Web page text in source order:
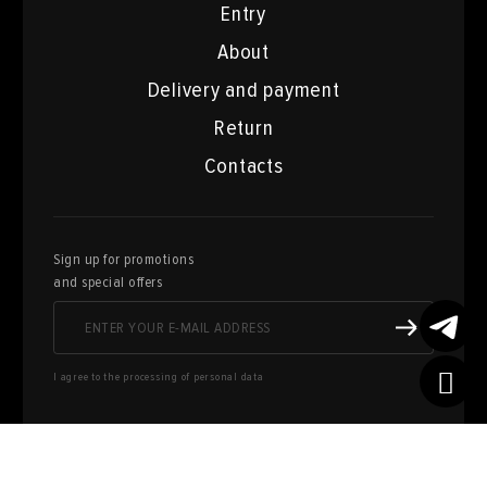
Entry
About
Delivery and payment
Return
Contacts
Sign up for promotions
and special offers
I agree to the processing of personal data